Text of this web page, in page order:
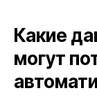
Какие
могут